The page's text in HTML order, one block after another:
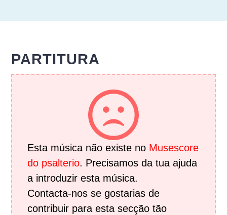
PARTITURA
Esta música não existe no Musescore
do psalterio. Precisamos da tua ajuda
a introduzir esta música.
Contacta-nos se gostarias de
contribuir para esta secção tão